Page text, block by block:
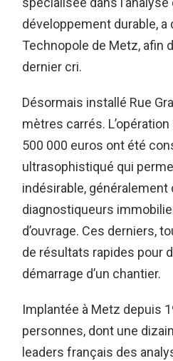
développement durable,
Technopole de Metz, afin
dernier cri.
Désormais installé Rue
mètres carrés.
500 000 euros ont été
ultrasophistiqué qui
indésirable, généralement
diagnostiqueurs
d’ouvrage. Ces derniers,
de résultats rapides pour
démarrage d’un chantier.
Implantée à Metz depuis
personnes, dont une
leaders français des